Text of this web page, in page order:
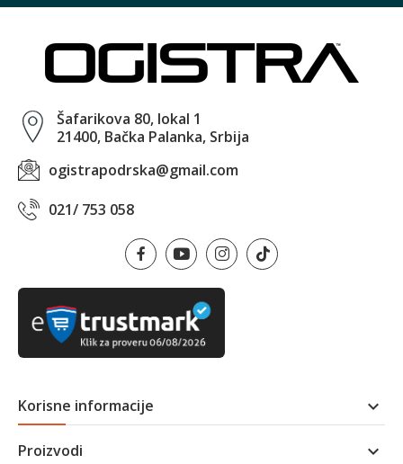
Šafarikova 80, lokal 1
21400, Bačka Palanka, Srbija
ogistrapodrska@gmail.com
021/ 753 058
Korisne informacije 
Proizvodi 